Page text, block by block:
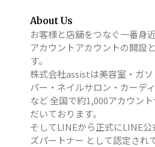
About Us
お客様と店舗をつなぐ一番身
アカウントアカウントの開設
す。
株式会社assistは美容室・ガ
パー・ネイルサロン・カーデ
など 全国で約1,000アカウン
だいております。
そしてLINEから正式にLINE
ズパートナー として認定され